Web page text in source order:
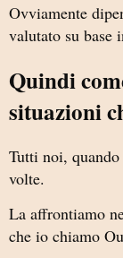
Ovviamente
valutato su base
Quindi
situazioni
Tutti noi,
volte.
La affrontiamo
che io chiamo